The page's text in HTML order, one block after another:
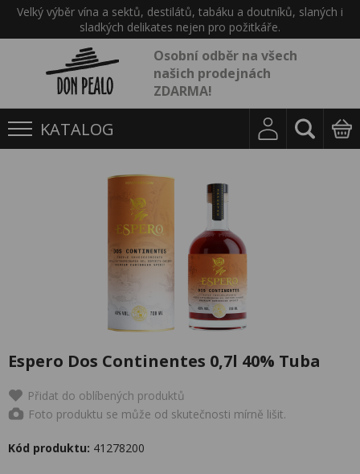
Velký výběr vína a sektů, destilátů, tabáku a doutníků, slaných i
sladkých delikates nejen pro požitkáře.
Osobní odběr na všech
našich prodejnách
ZDARMA!
KATALOG
Espero Dos Continentes 0,7l 40% Tuba
Přidat do oblíbených produktů
Foto produktu se může od skutečnosti mírně lišit.
Kód produktu: 41278200